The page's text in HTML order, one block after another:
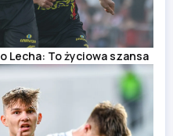
Lecha: To życiowa szansa